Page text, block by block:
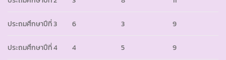
ประถมศึกษาปีที่ 3 6 3 9
ประถมศึกษาปีที่ 4 4 5 9